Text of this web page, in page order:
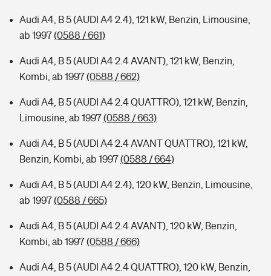
Audi A4, B 5 (AUDI A4 2.4), 121 kW, Benzin, Limousine,
ab 1997(0588 / 661)
Audi A4, B 5 (AUDI A4 2.4 AVANT), 121 kW, Benzin,
Kombi, ab 1997(0588 / 662)
Audi A4, B 5 (AUDI A4 2.4 QUATTRO), 121 kW, Benzin,
Limousine, ab 1997(0588 / 663)
Audi A4, B 5 (AUDI A4 2.4 AVANT QUATTRO), 121 kW,
Benzin, Kombi, ab 1997(0588 / 664)
Audi A4, B 5 (AUDI A4 2.4), 120 kW, Benzin, Limousine,
ab 1997(0588 / 665)
Audi A4, B 5 (AUDI A4 2.4 AVANT), 120 kW, Benzin,
Kombi, ab 1997(0588 / 666)
Audi A4, B 5 (AUDI A4 2.4 QUATTRO), 120 kW, Benzin,